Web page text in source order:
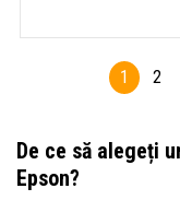
1 2
De ce să alegeți
Epson?